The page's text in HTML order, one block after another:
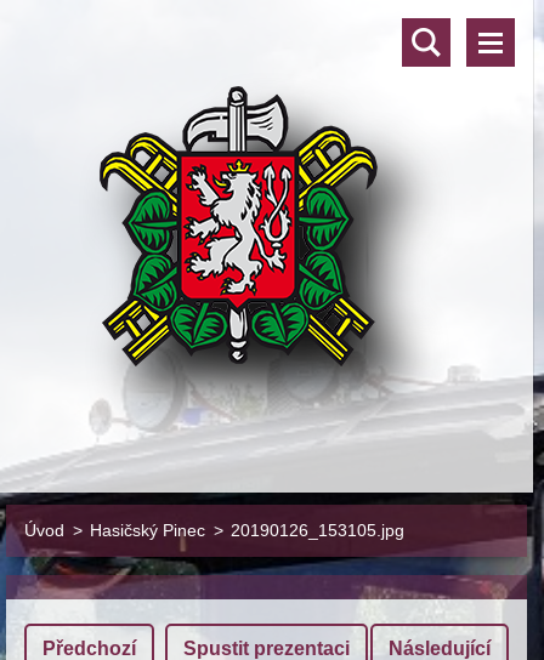
Úvod > Hasičský Pinec > 20190126_153105.jpg
Předchozí Spustit prezentaci Následující